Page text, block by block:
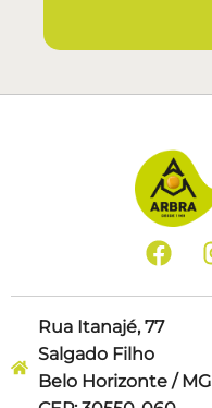
Rua Itanajé, 77
Salgado Filho
Belo Horizonte / MG